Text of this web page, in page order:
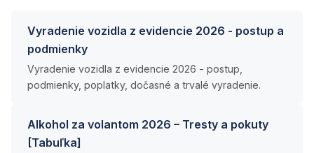
Vyradenie vozidla z evidencie 2026 - postup a
podmienky
Vyradenie vozidla z evidencie 2026 - postup,
podmienky, poplatky, dočasné a trvalé vyradenie.
Alkohol za volantom 2026 – Tresty a pokuty
[Tabuľka]